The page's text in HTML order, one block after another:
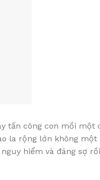
tấn công con mồi một
la rộng lớn không một
hiểm và đáng sợ